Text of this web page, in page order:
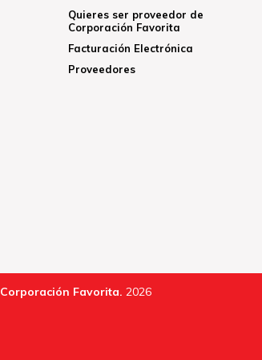
Quieres ser proveedor de
Corporación Favorita
Facturación Electrónica
Proveedores
Corporación Favorita. 2026